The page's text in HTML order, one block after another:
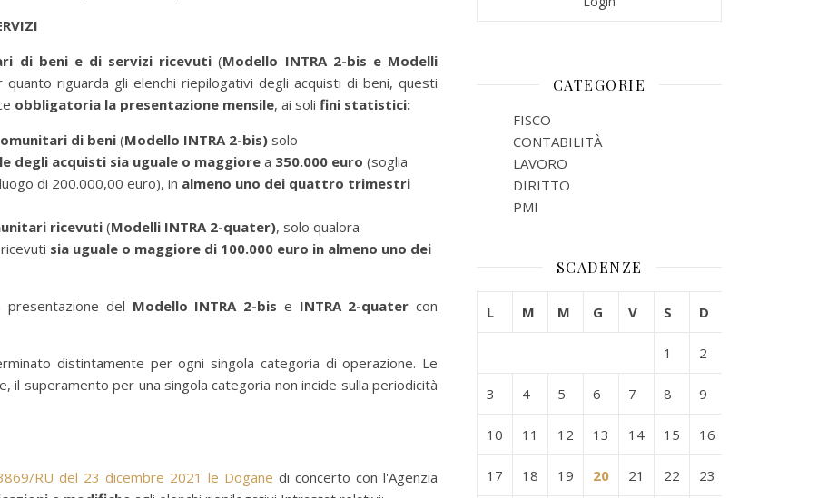
di beni e di servizi ricevuti(Modello INTRA 2-bis e Modelli
riguarda gli elenchi riepilogativi degli acquisti di beni, questi
obbligatoria la presentazione mensile, ai soli fini statistici:
di beni(Modello INTRA 2-bis) solo
degli acquisti sia uguale o maggiore a 350.000 euro (soglia
di 200.000,00 euro), in almeno uno dei quattro trimestri
ricevuti (Modelli INTRA 2-quater), solo qualora
sia uguale o maggiore di 100.000 euro in almeno uno dei
del Modello INTRA 2-bis e INTRA 2-quater con
distintamente per ogni singola categoria di operazione. Le
il superamento per una singola categoria non incide sulla periodicità
RU del 23 dicembre 2021 le Dogane di concerto con l'Agenzia
CATEGORIE
FISCO
CONTABILITÀ
LAVORO
DIRITTO
PMI
SCADENZE
L M M G V S D
1 2
3 4 5 6 7 8 9
10 11 12 13 14 15 16
17 18 19 20 21 22 23